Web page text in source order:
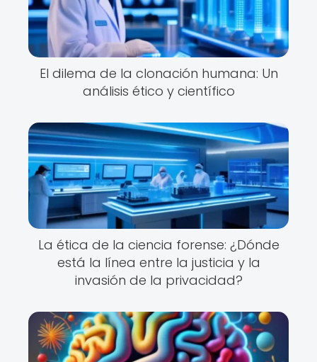
El dilema de la clonación humana: Un
análisis ético y científico
La ética de la ciencia forense: ¿Dónde
está la línea entre la justicia y la
invasión de la privacidad?